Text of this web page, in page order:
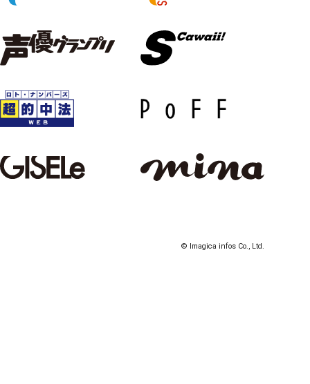
© Imagica infos Co., Ltd.